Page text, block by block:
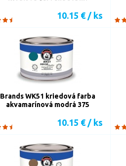
10.15 € / ks
Brands WK51 kriedová farba
akvamarínová modrá 375
10.15 € / ks